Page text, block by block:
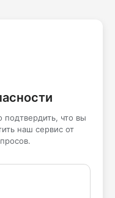
подтвердить, что вы
наш сервис от